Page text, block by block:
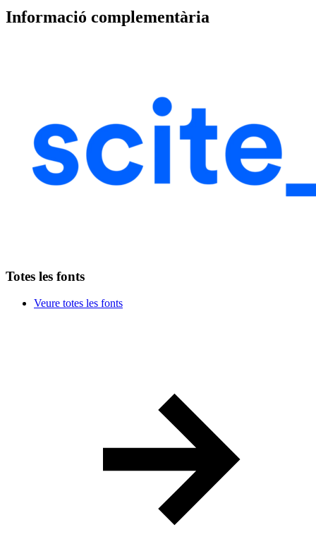
Informació complementària
Totes les fonts
Veure totes les fonts